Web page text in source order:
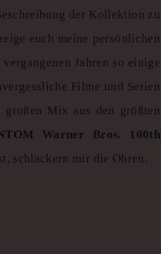
der Kollektion zu
euch meine persönlichen
Jahren so einige
Filme und Serien
Mix aus den größten
Warner Bros. 100th
schlackern mir die Ohren.